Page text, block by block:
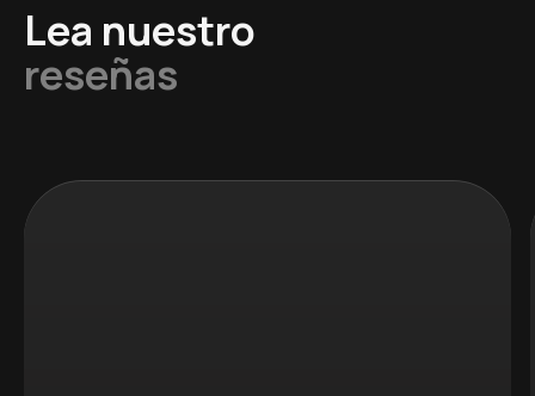
Lea nuestro
reseñas